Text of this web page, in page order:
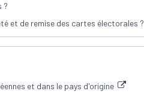
?
et de remise des cartes électorales ?
et dans le pays d'origine